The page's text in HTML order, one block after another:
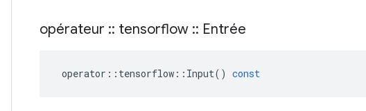
opérateur :: tensorflow :: Entrée
operator :: tensorflow :: Input() const